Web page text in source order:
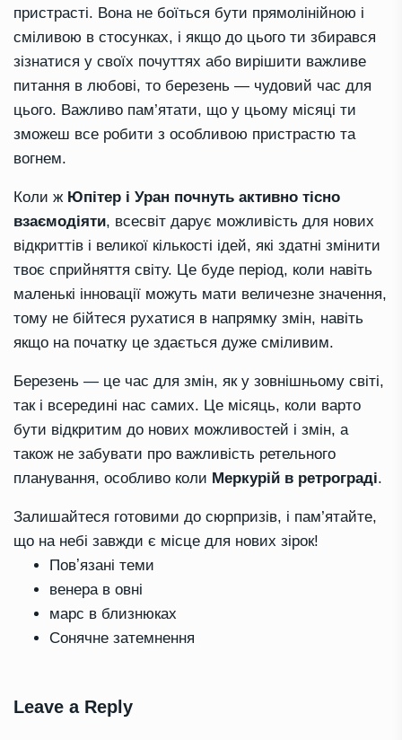
пристрасті. Вона не боїться бути прямолінійною і
сміливою в стосунках, і якщо до цього ти збирався
зізнатися у своїх почуттях або вирішити важливе
питання в любові, то березень — чудовий час для
цього. Важливо пам’ятати, що у цьому місяці ти
зможеш все робити з особливою пристрастю та
вогнем.
Коли ж Юпітер і Уран почнуть активно тісно
взаємодіяти, всесвіт дарує можливість для нових
відкриттів і великої кількості ідей, які здатні змінити
твоє сприйняття світу. Це буде період, коли навіть
маленькі інновації можуть мати величезне значення,
тому не бійтеся рухатися в напрямку змін, навіть
якщо на початку це здається дуже сміливим.
Березень — це час для змін, як у зовнішньому світі,
так і всередині нас самих. Це місяць, коли варто
бути відкритим до нових можливостей і змін, а
також не забувати про важливість ретельного
планування, особливо коли Меркурій в ретрограді.
Залишайтеся готовими до сюрпризів, і пам’ятайте,
що на небі завжди є місце для нових зірок!
Повʼязані теми
венера в овні
марс в близнюках
Сонячне затемнення
Leave a Reply